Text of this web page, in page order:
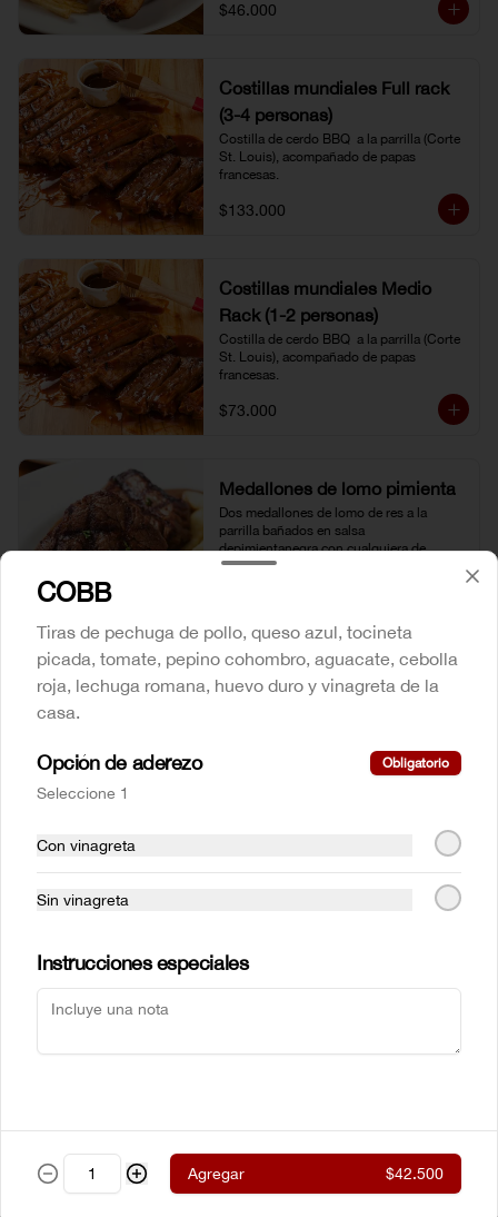
$46.000
Costillas mundiales Full rack
(3-4 personas)
Costilla de cerdo BBQ  a la parrilla (Corte
St. Louis), acompañado de papas
francesas.
$133.000
Costillas mundiales Medio
Rack (1-2 personas)
Costilla de cerdo BBQ  a la parrilla (Corte
St. Louis), acompañado de papas
francesas.
$73.000
Medallones de lomo pimienta
Dos medallones de lomo de res a la
parrilla bañados en salsa
depimientanegra con cualquiera de
nuestros acompañamientos y ensalada
Medallones de lomo tocineta
cualquiera de nuestros acompañamientos
Beef ® al estilo neoyorkino, acompañado
de nuestros acompañamientos y
COBB
Tiras de pechuga de pollo, queso azul, tocineta
picada, tomate, pepino cohombro, aguacate, cebolla
roja, lechuga romana, huevo duro y vinagreta de la
casa.
Opción de aderezo Obligatorio
Seleccione 1
Con vinagreta
Sin vinagreta
Instrucciones especiales
Agregar $42.500